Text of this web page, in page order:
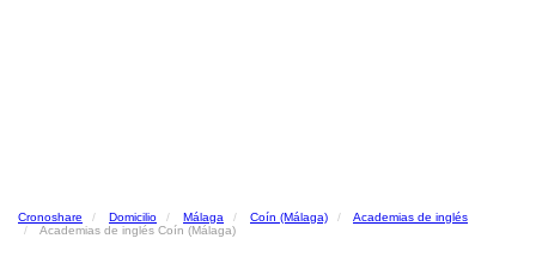
Cronoshare Domicilio Málaga Coín (Málaga)
Academias de inglés
Academias de inglés Coín (Málaga)